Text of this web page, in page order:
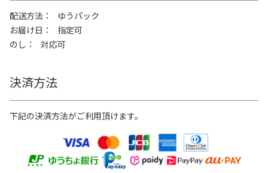
配送方法
ゆうパック
お届け日
指定可
のし
対応可
決済方法
下記の決済方法がご利用頂けます。